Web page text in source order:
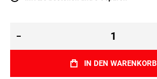
IN DEN WARENKORB